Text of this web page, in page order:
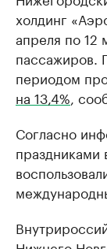
холдинг
апреля по 12
пассажиров.
периодом
на 13,4%,
Согласно
праздниками